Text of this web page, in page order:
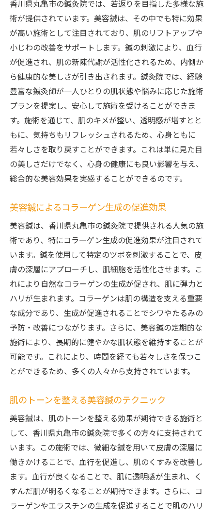
香川県丸亀市の鍼灸院では、若返りを目指した多様な施
術が提供されています。美容鍼は、その中でも特に効果
が高い施術として注目されており、肌のリフトアップや
小じわの改善をサポートします。鍼の刺激により、血行
が促進され、肌の新陳代謝が活性化されるため、内側か
ら健康的な美しさが引き出されます。鍼灸院では、経験
豊富な鍼灸師が一人ひとりの肌状態や悩みに応じた施術
プランを提案し、安心して施術を受けることができま
す。施術を通じて、肌のキメが整い、透明感が増すとと
もに、気持ちもリフレッシュされるため、心身ともに
若々しさを取り戻すことができます。これは単に見た目
の美しさだけでなく、心身の健康にも良い影響を与え、
総合的な美容効果を実感することができるのです。
美容鍼によるコラーゲン生成の促進効果
美容鍼は、香川県丸亀市の鍼灸院で提供される人気の施
術であり、特にコラーゲン生成の促進効果が注目されて
います。鍼を使用して特定のツボを刺激することで、皮
膚の深層にアプローチし、肌細胞を活性化させます。こ
れにより自然なコラーゲンの生成が促され、肌に弾力と
ハリが生まれます。コラーゲンは肌の構造を支える重要
な成分であり、生成が促進されることでシワやたるみの
予防・改善につながります。さらに、美容鍼の定期的な
施術により、長期的に健やかな肌状態を維持することが
可能です。これにより、時間を経ても若々しさを保つこ
とができるため、多くの人々から支持されています。
肌のトーンを整える美容鍼のテクニック
美容鍼は、肌のトーンを整える効果が期待できる施術と
して、香川県丸亀市の鍼灸院で多くの方々に支持されて
います。この施術では、微細な鍼を用いて皮膚の深層に
働きかけることで、血行を促進し、肌のくすみを改善し
ます。血行が良くなることで、肌に透明感が生まれ、く
すんだ肌が明るくなることが期待できます。さらに、コ
ラーゲンやエラスチンの生成を促進することで肌のハリ